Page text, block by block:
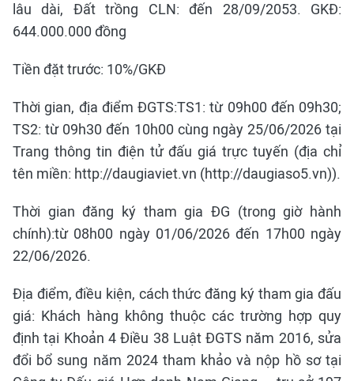
lâu dài, Đất trồng CLN: đến 28/09/2053. GKĐ:
644.000.000 đồng
Tiền đặt trước: 10%/GKĐ
Thời gian, địa điểm ĐGTS:TS1: từ 09h00 đến 09h30;
TS2: từ 09h30 đến 10h00 cùng ngày 25/06/2026 tại
Trang thông tin điện tử đấu giá trực tuyến (địa chỉ
tên miền: http://daugiaviet.vn (http://daugiaso5.vn)).
Thời gian đăng ký tham gia ĐG (trong giờ hành
chính):từ 08h00 ngày 01/06/2026 đến 17h00 ngày
22/06/2026.
Địa điểm, điều kiện, cách thức đăng ký tham gia đấu
giá: Khách hàng không thuộc các trường hợp quy
định tại Khoản 4 Điều 38 Luật ĐGTS năm 2016, sửa
đổi bổ sung năm 2024 tham khảo và nộp hồ sơ tại